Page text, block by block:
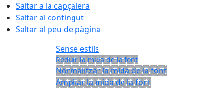
Saltar a la capçalera
Saltar al contingut
Saltar al peu de pàgina
Sense estils
Reduir la mida de la font
Normalitzar la mida de la font
Ampliar la mida de la font